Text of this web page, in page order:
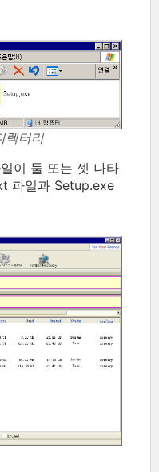
렉터리
이 둘 또는 셋 나타
파일과 Setup.exe